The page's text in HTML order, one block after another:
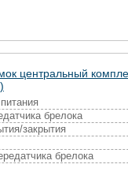
центральный
брелока
закрытия
брелока